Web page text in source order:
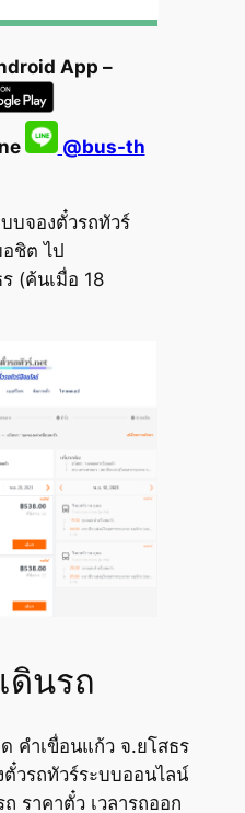
App –
@bus-th
บจองตั๋วรถทัวร์
ชิต ไป
(ค้นเมื่อ 18
ดินรถ
คำเขื่อนแก้ว จ.ยโสธร
วรถทัวร์ระบบออนไลน์
ราคาตั๋ว เวลารถออก